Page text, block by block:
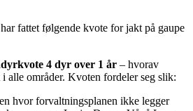
fattet følgende kvote for jakt på gaupe
4 dyr over 1 år – hvorav
alle områder. Kvoten fordeler seg slik:
hvor forvaltningsplanen ikke legger